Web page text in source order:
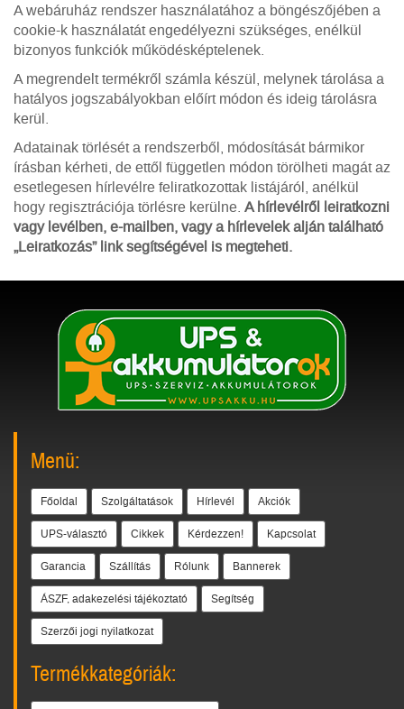
A webáruház rendszer használatához a böngészőjében a
cookie-k használatát engedélyezni szükséges, enélkül
bizonyos funkciók működésképtelenek.
A megrendelt termékről számla készül, melynek tárolása a
hatályos jogszabályokban előírt módon és ideig tárolásra
kerül.
Adatainak törlését a rendszerből, módosítását bármikor
írásban kérheti, de ettől független módon törölheti magát az
esetlegesen hírlevélre feliratkozottak listájáról, anélkül
hogy regisztrációja törlésre kerülne. A hírlevélről leiratkozni
vagy levélben, e-mailben, vagy a hírlevelek alján található
„Leiratkozás” link segítségével is megteheti.
Menü:
Főoldal Szolgáltatások Hírlevél Akciók
UPS-választó Cikkek Kérdezzen! Kapcsolat
Garancia Szállítás Rólunk Bannerek
ÁSZF, adakezelési tájékoztató Segítség
Szerzői jogi nyilatkozat
Termékkategóriák: